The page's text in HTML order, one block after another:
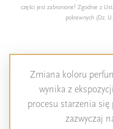
części jest zabronione! Zgodnie z
pokrewnych (Dz.
Zmiana koloru
wynika z
procesu starzenia
zazwyczaj